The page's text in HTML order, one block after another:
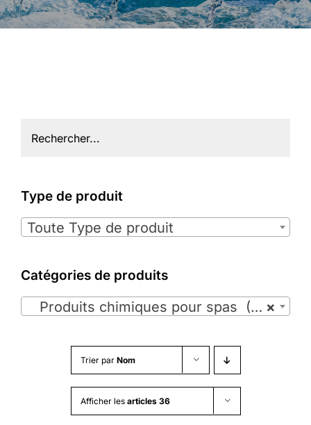
Trier par Nom
Afficher les articles 36
Type de produit
Toute Type de produit
Catégories de produits
×
Produits chimiques pour spas (35)